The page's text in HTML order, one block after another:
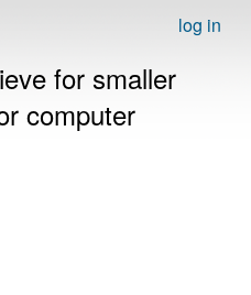
log in
for smaller
computer